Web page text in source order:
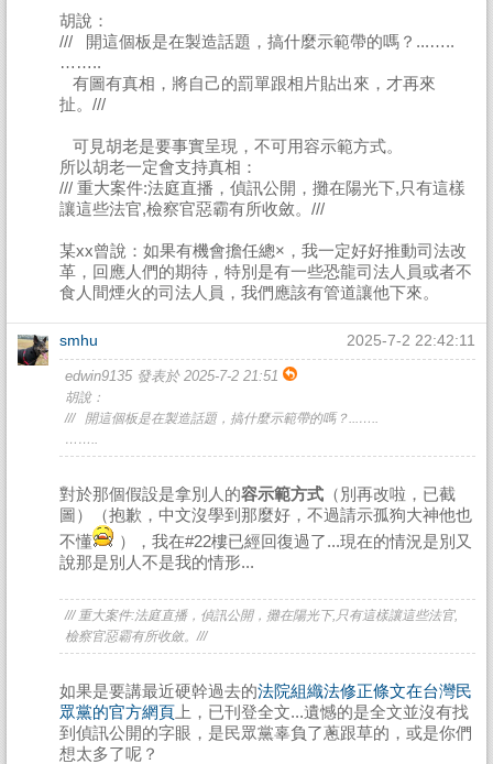
胡說：
/// 開這個板是在製造話題，搞什麼示範帶的嗎？...…..
……..
有圖有真相，將自己的罰單跟相片貼出來，才再來
扯。///
可見胡老是要事實呈現，不可用容示範方式。
所以胡老一定會支持真相：
/// 重大案件:法庭直播，偵訊公開，攤在陽光下,只有這樣
讓這些法官,檢察官惡霸有所收斂。///
某xx曾說：如果有機會擔任總×，我一定好好推動司法改
革，回應人們的期待，特別是有一些恐龍司法人員或者不
食人間煙火的司法人員，我們應該有管道讓他下來。
smhu 2025-7-2 22:42:11
edwin9135 發表於 2025-7-2 21:51
胡說：
/// 開這個板是在製造話題，搞什麼示範帶的嗎？...…..
……..
對於那個假設是拿別人的容示範方式 （別再改啦，已截
圖）（抱歉，中文沒學到那麼好，不過請示孤狗大神他也
不懂
），我在#22樓已經回復過了...現在的情況是別又
說那是別人不是我的情形...
/// 重大案件:法庭直播，偵訊公開，攤在陽光下,只有這樣讓這些法官,
檢察官惡霸有所收斂。///
如果是要講最近硬幹過去的法院組織法修正條文在台灣民
眾黨的官方網頁 上，已刊登全文...遺憾的是全文並沒有找
到偵訊公開的字眼，是民眾黨辜負了蔥跟草的，或是你們
想太多了呢？